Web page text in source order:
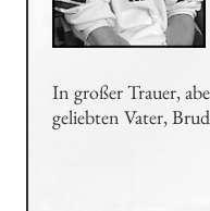
In großer Trauer,
geliebten Vater,